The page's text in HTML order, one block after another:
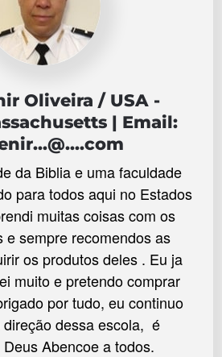
Oliveira / USA -
| Email:
da Biblia e uma faculdade
para todos aqui no Estados
muitas coisas com os
e sempre recomendos as
os produtos deles . Eu ja
muito e pretendo comprar
por tudo, eu continuo
dessa escola, é
Abencoe a todos.